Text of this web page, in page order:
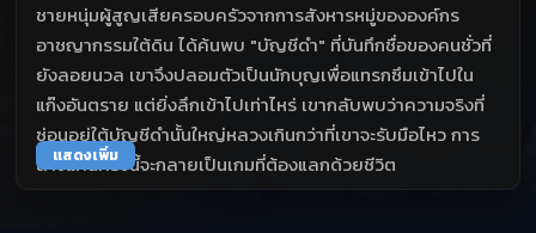
ชายหนุ่มผู้สูญเสียครอบครัวจากการสังหารหมู่ขององค์กร
อาชญากรรมใต้ดิน ได้ค้นพบ "บัญชีดำ" ที่บันทึกชื่อของคนชั่วที่
ยังลอยนวล เขาจึงปลอมตัวเป็นนักบุญเพื่อแทรกซึมเข้าไปใน
แก๊งอันตราย แต่ยิ่งลึกเข้าไปเท่าไหร่ เขากลับพบว่าความจริงที่
ซ่อนอยู่ใต้บัญชีดำนั้นใหญ่หลวงเกินกว่าที่เขาจะรับมือไหว การ
ล้างแค้นครั้งนี้จะกลายเป็นเกมที่ต้องแลกด้วยชีวิต
แสดงเพิ่ม